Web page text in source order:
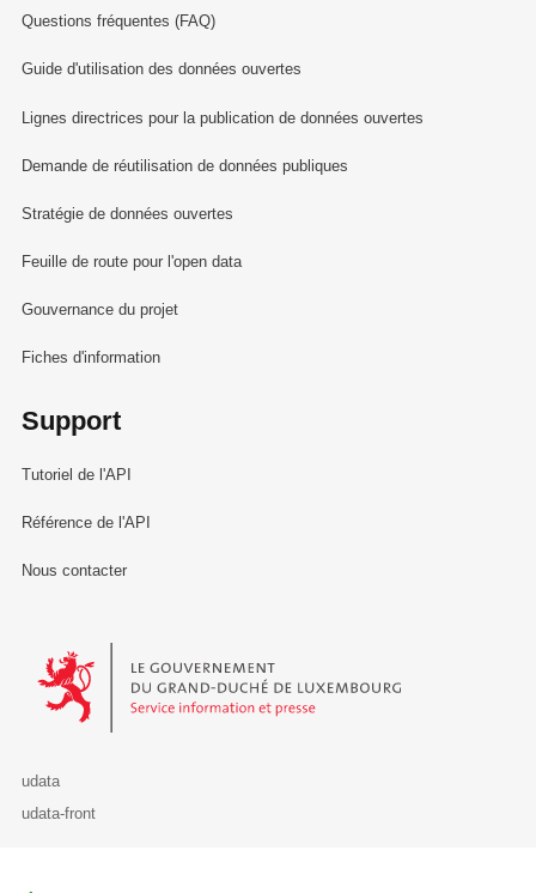
Questions fréquentes (FAQ)
Guide d'utilisation des données ouvertes
Lignes directrices pour la publication de données ouvertes
Demande de réutilisation de données publiques
Stratégie de données ouvertes
Feuille de route pour l'open data
Gouvernance du projet
Fiches d'information
Support
Tutoriel de l'API
Référence de l'API
Nous contacter
Le Gouvernement du Grand-Duché de Luxembourg - Service
udata
udata-front